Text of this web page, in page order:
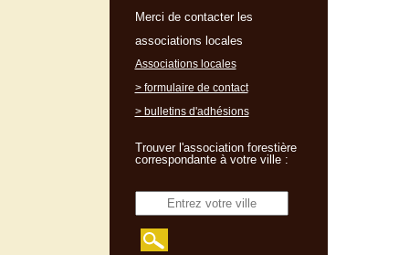
Merci de contacter les
associations locales
Associations locales
> formulaire de contact
> bulletins d'adhésions
Trouver l'association forestière
correspondante à votre ville :